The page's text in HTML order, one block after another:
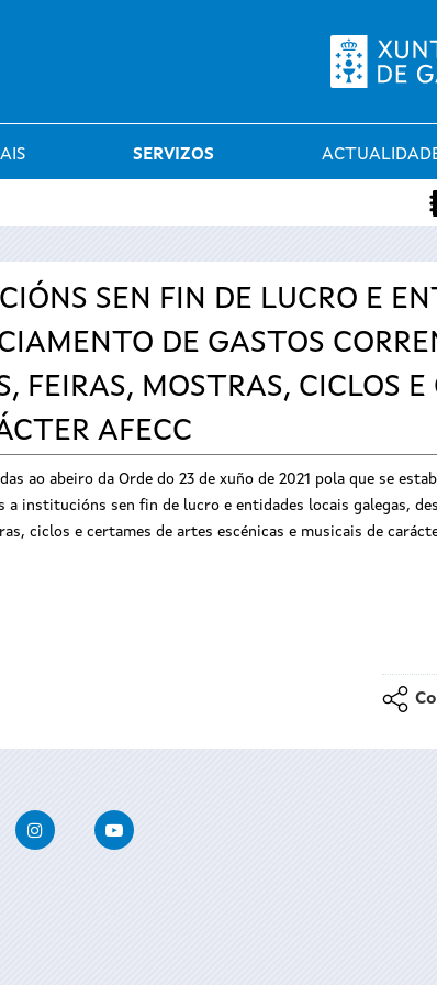
SERVIZOS
SEN FIN DE LUCRO E
DE GASTOS
FEIRAS, MOSTRAS, CICLOS E
AFECC
ao abeiro da Orde do 23 de xuño de 2021 pola que se
institucións sen fin de lucro e entidades locais galegas,
ciclos e certames de artes escénicas e musicais de
InstagramYoutube